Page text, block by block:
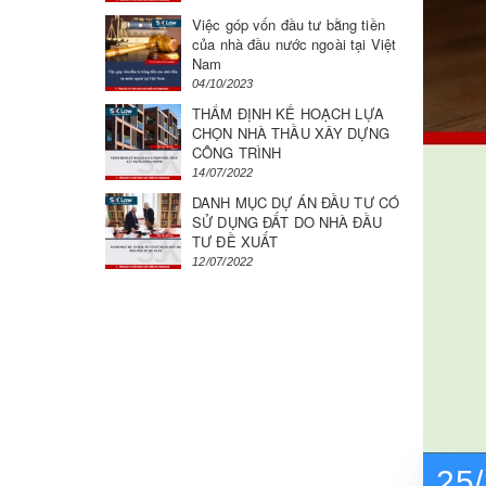
Việc góp vốn đầu tư bằng tiền
của nhà đầu nước ngoài tại Việt
Nam
04/10/2023
THẨM ĐỊNH KẾ HOẠCH LỰA
CHỌN NHÀ THẦU XÂY DỰNG
CÔNG TRÌNH
14/07/2022
DANH MỤC DỰ ÁN ĐẦU TƯ CÓ
SỬ DỤNG ĐẤT DO NHÀ ĐẦU
TƯ ĐỀ XUẤT
12/07/2022